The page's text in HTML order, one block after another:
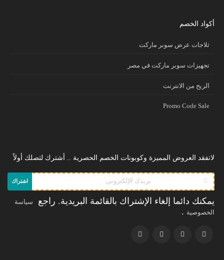
أكواد الخصم
ثلاجات عرض سوبر ماركت
تجهيزات سوبر ماركت في مصر
الريح من الانترنت
Promo Code Sale
لاتفقد العروض المميزة وكوبونات الخصم الحصرية .. أشترك لتصلك أولاً
اشتراك
يمكنك دائما إلغاء الإشتراك بالقائمة البريدية. راجع
سياسة
الخصوصية .